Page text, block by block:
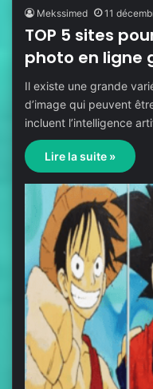
Mekssimed 11
TOP 5 sites
photo en ligne
Il existe une grande
d’image qui peuvent
incluent l’intelligence
Lire la suite »